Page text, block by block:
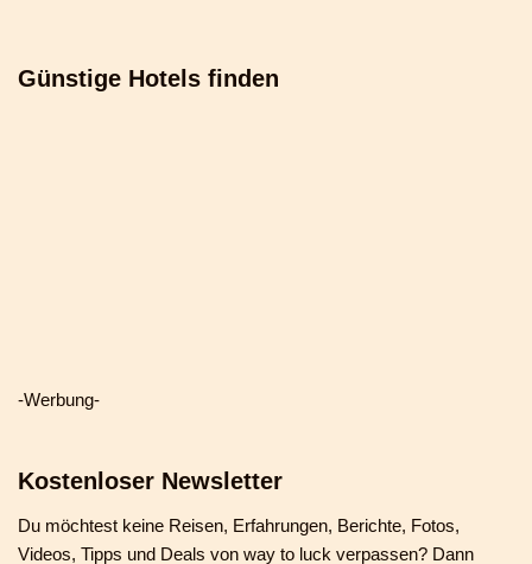
Günstige Hotels finden
-Werbung-
Kostenloser Newsletter
Du möchtest keine Reisen, Erfahrungen, Berichte, Fotos,
Videos, Tipps und Deals von way to luck verpassen? Dann